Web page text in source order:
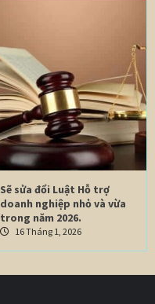
Sẽ sửa đổi Luật Hỗ trợ
doanh nghiệp nhỏ và vừa
trong năm 2026.
16 Tháng 1, 2026